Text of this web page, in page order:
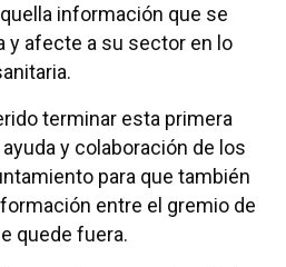
información que se
y afecte a su sector en lo
terminar esta primera
y colaboración de los
para que también
entre el gremio de
quede fuera.